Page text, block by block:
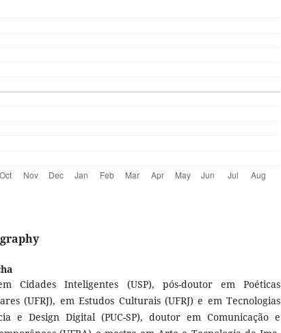
Cidades Inteligentes (USP), pós-doutor em Poéticas
(UFRJ), em Estudos Culturais (UFRJ) e em Tecnologias
e Design Digital (PUC-SP), doutor em Comunicação e